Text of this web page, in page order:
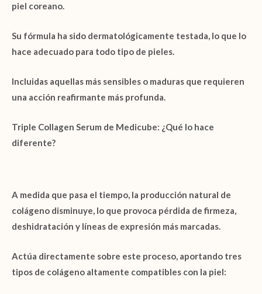
piel coreano.
Su fórmula ha sido dermatológicamente testada, lo que lo
hace adecuado para todo tipo de pieles.
Incluidas aquellas más sensibles o maduras que requieren
una acción reafirmante más profunda.
Triple Collagen Serum de Medicube: ¿Qué lo hace
diferente?
A medida que pasa el tiempo, la producción natural de
colágeno disminuye, lo que provoca pérdida de firmeza,
deshidratación y líneas de expresión más marcadas.
Actúa directamente sobre este proceso, aportando tres
tipos de colágeno altamente compatibles con la piel: